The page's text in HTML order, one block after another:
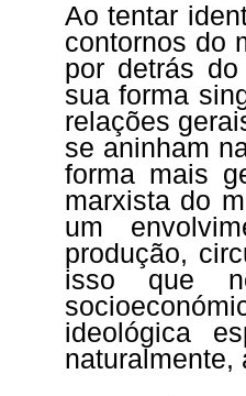
Ao tentar
contornos do
por detrás
sua forma
relações
se aninham
forma mais
marxista do
um
produção,
isso que
ideológica
naturalmente,